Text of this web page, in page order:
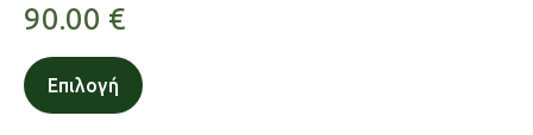
90.00 €
Επιλογή